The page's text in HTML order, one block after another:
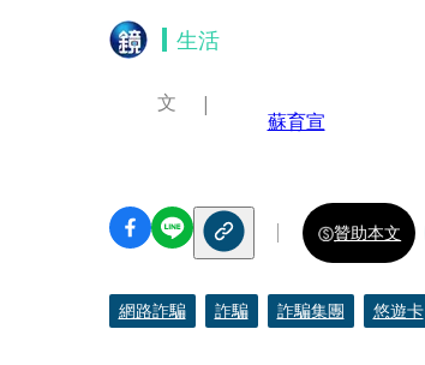
生活
文
蘇育宣
贊助本文
網路詐騙 詐騙 詐騙集團 悠遊卡